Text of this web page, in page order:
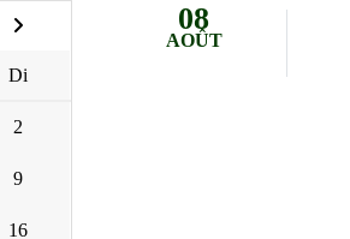
Di
2
9
16
08
AOÛT